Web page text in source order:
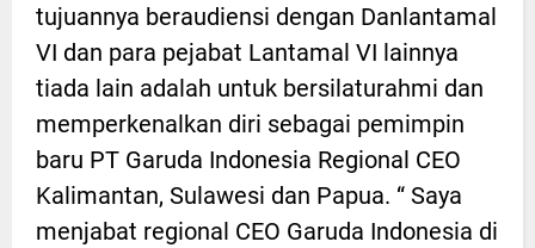
tujuannya beraudiensi dengan Danlantamal
VI dan para pejabat Lantamal VI lainnya
tiada lain adalah untuk bersilaturahmi dan
memperkenalkan diri sebagai pemimpin
baru PT Garuda Indonesia Regional CEO
Kalimantan, Sulawesi dan Papua. “ Saya
menjabat regional CEO Garuda Indonesia di